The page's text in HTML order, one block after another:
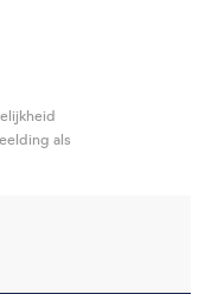
als